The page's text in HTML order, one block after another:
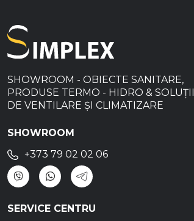
SHOWROOM - OBIECTE SANITARE,
PRODUSE TERMO - HIDRO & SOLUȚII
DE VENTILARE ȘI CLIMATIZARE
SHOWROOM
+373 79 02 02 06
SERVICE CENTRU